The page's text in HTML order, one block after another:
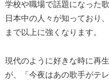
学校や職場で話題になった
日本中の人々が知っており
まで以上に強くなります。
現代のように好きな時に再
が、「今夜はあの歌手がテ